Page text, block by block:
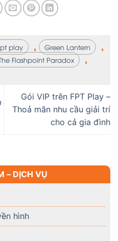
– DỊCH VỤ
hình
play , Green Lantern ,
Flashpoint Paradox ,
Gói VIP trên FPT Play –
Thoả mãn nhu cầu giải trí
cho cả gia đình